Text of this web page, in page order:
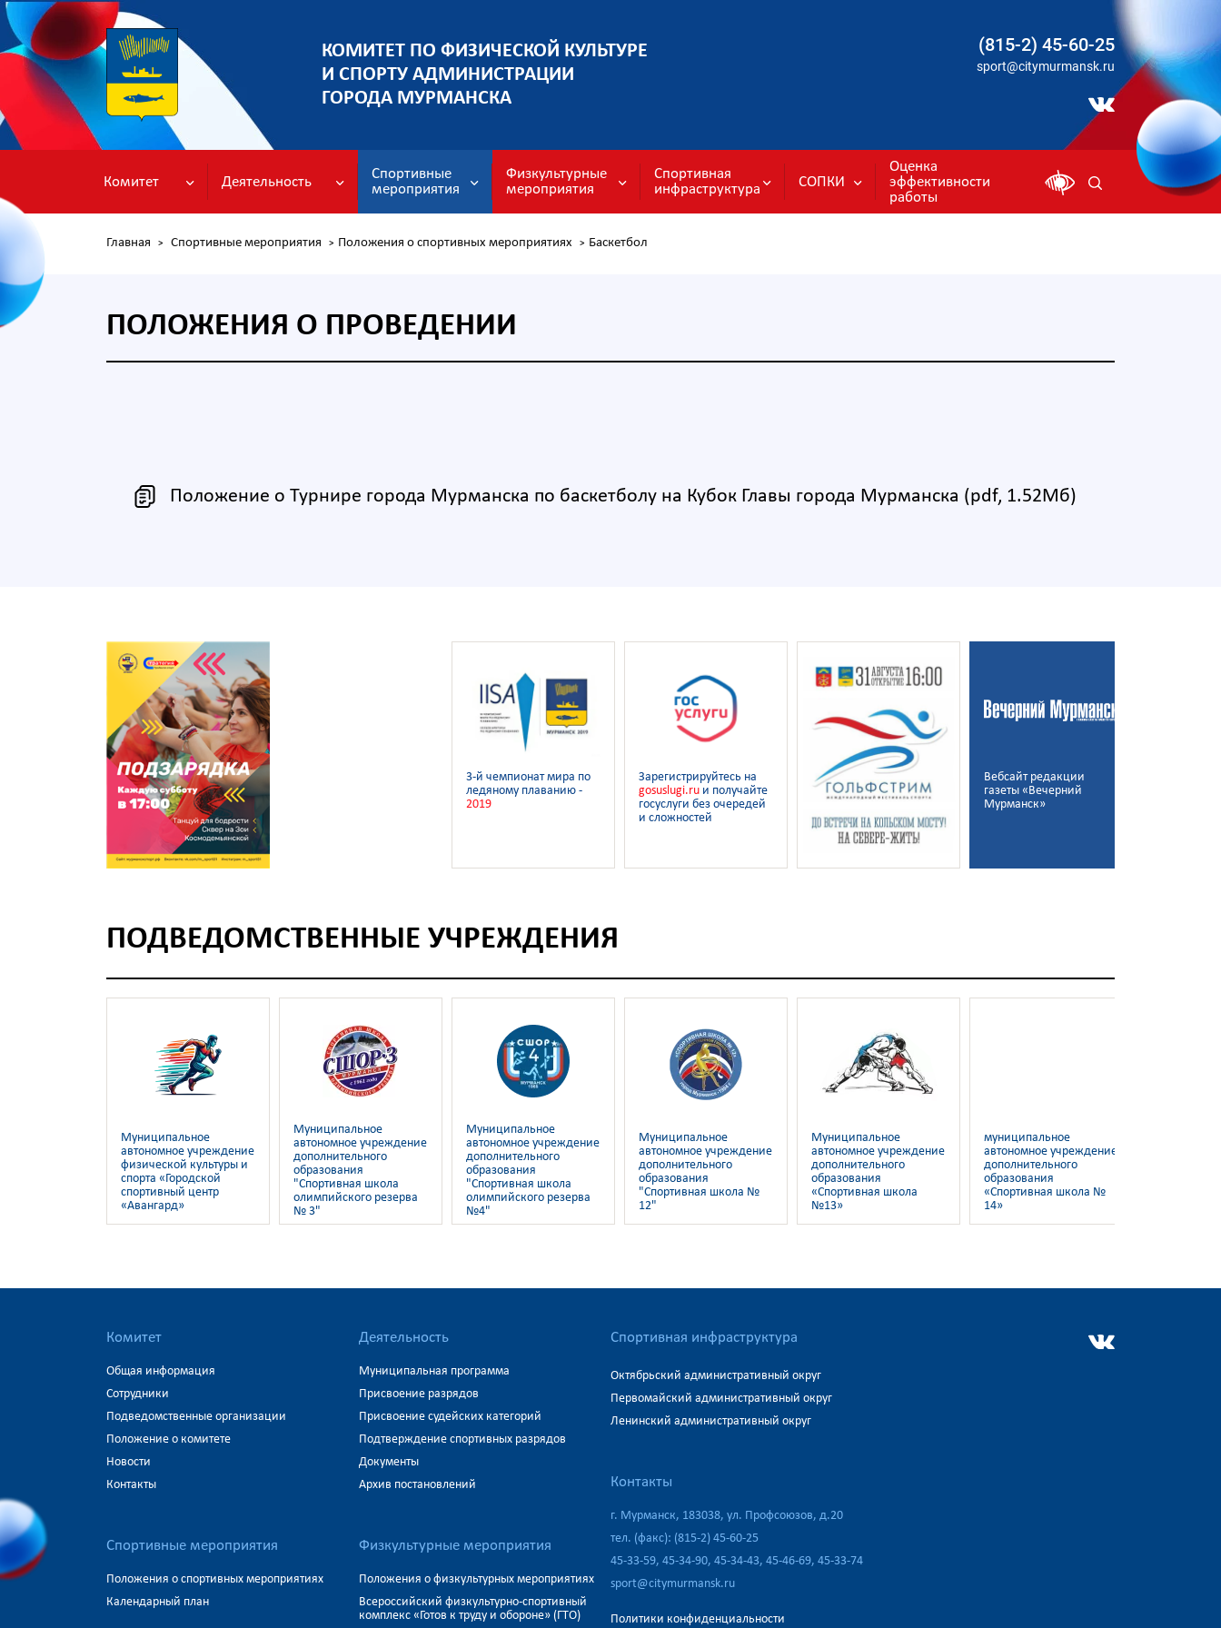
КОМИТЕТ ПО ФИЗИЧЕСКОЙ КУЛЬТУРЕ
И СПОРТУ АДМИНИСТРАЦИИ
ГОРОДА МУРМАНСКА
(815-2) 45-60-25
sport@citymurmansk.ru
Комитет Деятельность
Спортивные
мероприятия
Физкультурные
мероприятия
Спортивная
инфраструктура
СОПКИ
Оценка
эффективности
работы
Главная > Спортивные мероприятия > Положения о спортивных мероприятиях > Баскетбол
ПОЛОЖЕНИЯ О ПРОВЕДЕНИИ
Положение о Турнире города Мурманска по баскетболу на Кубок Главы города Мурманска (pdf, 1.52Мб)
3-й чемпионат мира по
ледяному плаванию -
2019
Зарегистрируйтесь на
gosuslugi.ru и получайте
госуслуги без очередей
и сложностей
Вебсайт редакции
газеты «Вечерний
Мурманск»
ПОДВЕДОМСТВЕННЫЕ УЧРЕЖДЕНИЯ
Муниципальное
автономное учреждение
физической культуры и
спорта «Городской
спортивный центр
«Авангард»
Муниципальное
автономное учреждение
дополнительного
образования
"Спортивная школа
олимпийского резерва
№ 3"
Муниципальное
автономное учреждение
дополнительного
образования
"Спортивная школа
олимпийского резерва
№4"
Муниципальное
автономное учреждение
дополнительного
образования
"Спортивная школа №
12"
Муниципальное
автономное учреждение
дополнительного
образования
«Спортивная школа
№13»
муниципальное
автономное учреждение
дополнительного
образования
«Спортивная школа №
14»
Комитет
Общая информация
Сотрудники
Подведомственные организации
Положение о комитете
Новости
Контакты
Деятельность
Муниципальная программа
Присвоение разрядов
Присвоение судейских категорий
Подтверждение спортивных разрядов
Документы
Архив постановлений
Спортивные мероприятия
Положения о спортивных мероприятиях
Календарный план
Физкультурные мероприятия
Положения о физкультурных мероприятиях
Всероссийский физкультурно-спортивный
комплекс «Готов к труду и обороне» (ГТО)
Спортивная инфраструктура
Октябрьский административный округ
Первомайский административный округ
Ленинский административный округ
Контакты
г. Мурманск, 183038, ул. Профсоюзов, д.20
тел. (факс): (815-2) 45-60-25
45-33-59, 45-34-90, 45-34-43, 45-46-69, 45-33-74
sport@citymurmansk.ru
Политики конфиденциальности